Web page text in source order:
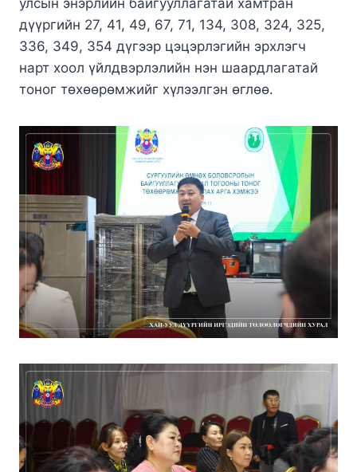
дүүргийн 27, 41, 49, 67, 71, 134, 308, 324, 325,
336, 349, 354 дүгээр цэцэрлэгийн эрхлэгч
нарт хоол үйлдвэрлэлийн нэн шаардлагатай
тоног төхөөрөмжийг хүлээлгэн өглөө.